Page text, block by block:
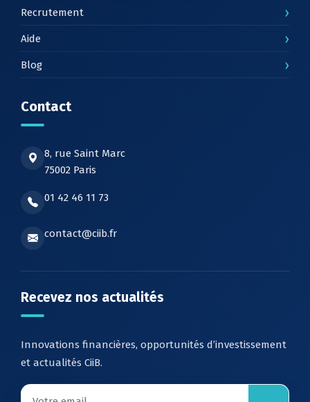
Recrutement ›
Aide ›
Blog ›
Contact
8, rue Saint Marc
75002 Paris
01 42 46 11 73
contact@ciib.fr
Recevez nos actualités
Innovations financières, opportunités d’investissement
et actualités CiiB.